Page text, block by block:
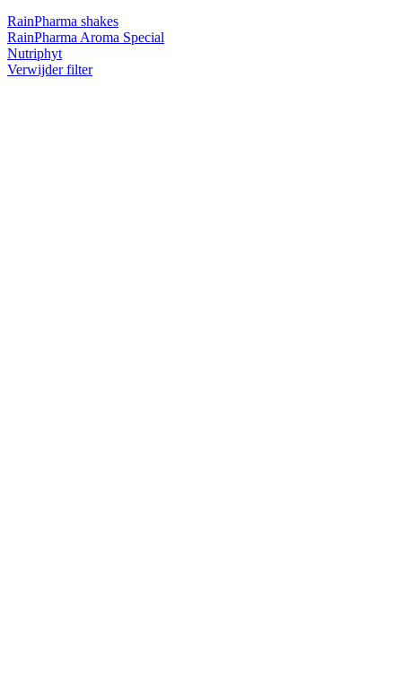
RainPharma shakes
RainPharma Aroma Special
Nutriphyt
Verwijder filter